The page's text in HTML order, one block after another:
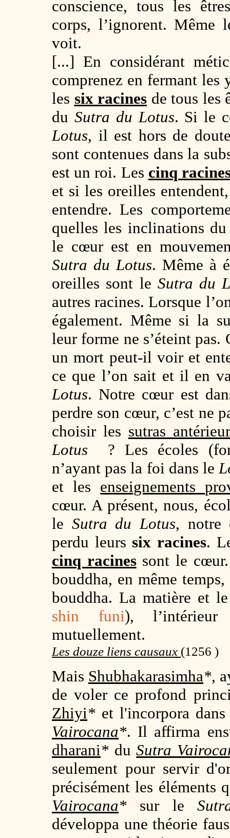
conscience, tous les
corps, l’ignorent.
voit.
[...] En considérant
comprenez en fermant
les six racines de tous les
du Sutra du Lotus. Si le
Lotus, il est hors de
sont contenues dans la
est un roi. Les cinq
et si les oreilles
entendre. Les
quelles les inclinations
le cœur est en
Sutra du Lotus. Même à
oreilles sont le Sutra du
autres racines. Lorsque
également. Même si la
leur forme ne s’éteint
un mort peut-il voir et
ce que l’on sait et il en
Lotus. Notre cœur est
perdre son cœur, c’est ne
choisir les sutras
Lotus ? Les écoles
n’ayant pas la foi dans le
et les enseignements
cœur. A présent, nous,
le Sutra du Lotus, notre
perdu leurs six racines.
cinq racinessont le
bouddha, en même
bouddha. La matière et
shin funi), l’intérieur
mutuellement.
Les douze liens causaux (1256 )
Mais Shubhakarasimha*,
de voler ce profond
Zhiyi* et l'incorpora
Vairocana*. Il affirma
dharani* duSutra
seulement pour servir
précisément les
Vairocana* sur le
développa une théorie